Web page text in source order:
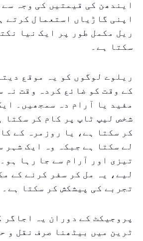
ایندھن کی قیمتیں کی وجہ
اپنی گاڑیاں استعمال کرتے
ریل مکمل طور پر ایک نیا
سکتا ہے۔
ریلوے لوگوں کو یہ موقع
کے وقت کو ضائع کردہ وقت نہ
مفید یا آرام دہ سمجھیں۔
شخص لیپ ٹاپ پر کام کر سکتا
کر سکتا ہے، یا روزمرہ کے
لے سکتا ہے جبکہ وہ ایک شہر
تیزی اور آرام سے جا رہا
لیے، یہ مل کر سفر کرنے کے
تجربے کی پیشکش کر سکتا ہے۔
پروجیکٹ کے دوران یہ اجاگر
ٹرین میں بیٹھنا صرف نقل و